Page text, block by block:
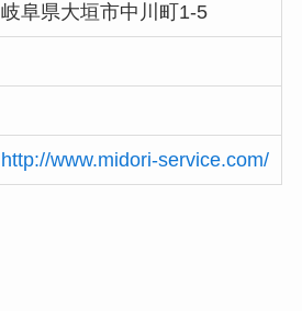
岐阜県大垣市中川町1-5
http://www.midori-service.com/